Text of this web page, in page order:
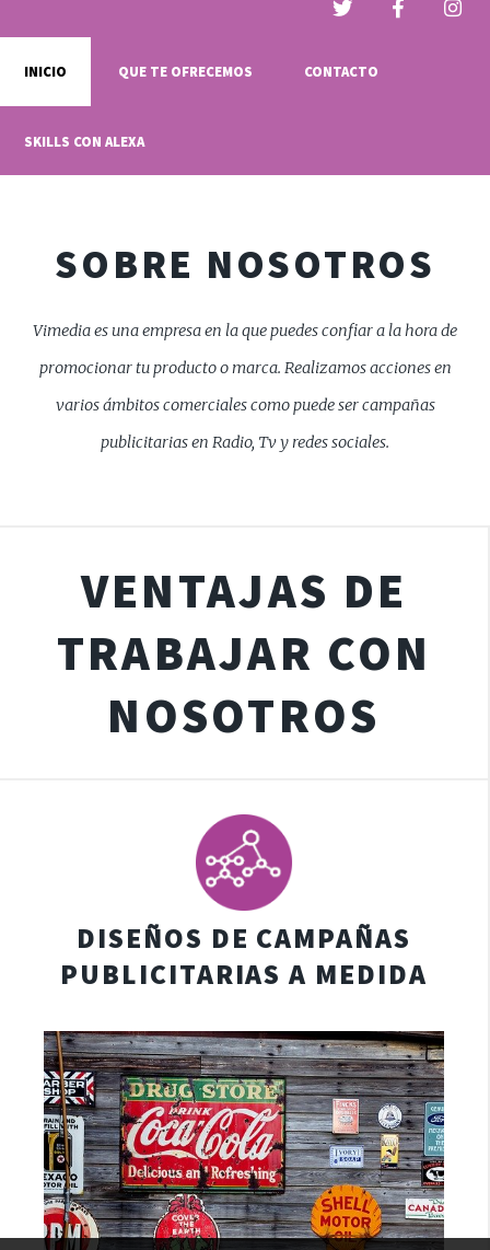
INICIO QUE TE OFRECEMOS CONTACTO
SKILLS CON ALEXA
SOBRE NOSOTROS
Vimedia es una empresa en la que puedes confiar a la hora de
promocionar tu producto o marca. Realizamos acciones en
varios ámbitos comerciales como puede ser campañas
publicitarias en Radio, Tv y redes sociales.
VENTAJAS DE
TRABAJAR CON
NOSOTROS
DISEÑOS DE CAMPAÑAS
PUBLICITARIAS A MEDIDA